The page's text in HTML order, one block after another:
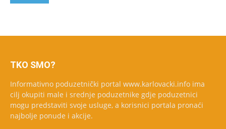
TKO SMO?
Informativno poduzetnički portal www.karlovacki.info ima
cilj okupiti male i srednje poduzetnike gdje poduzetnici
mogu predstaviti svoje usluge, a korisnici portala pronaći
najbolje ponude i akcije.